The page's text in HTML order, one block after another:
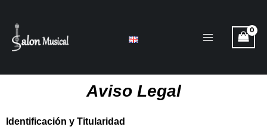
contenido
Aviso Legal
Identificación y Titularidad